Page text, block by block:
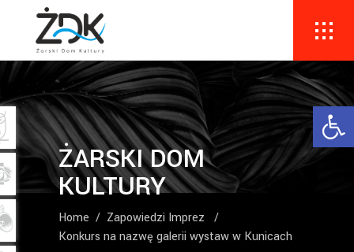
ŻARSKI DOM
KULTURY
Home / Zapowiedzi Imprez
/
Konkurs na nazwę galerii wystaw w Kunicach